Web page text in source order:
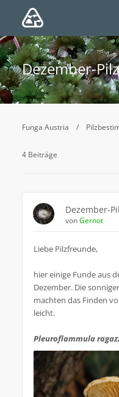
Dezember-
Funga Austria
4 Beiträge
Dezember-
vonGernot
Liebe Pilzfreunde,
hier einige Funde aus
Dezember. Die
machten das Finden
leicht.
Pleuroflammula